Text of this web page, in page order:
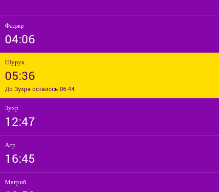
Фаджр
04:06
Шурук
05:36
До Зухра осталось 06:44
Зухр
12:47
Аср
16:45
Магриб